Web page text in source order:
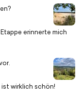
erinnerte mich
wirklich schön!